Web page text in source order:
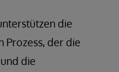
die
Prozess, der die
die